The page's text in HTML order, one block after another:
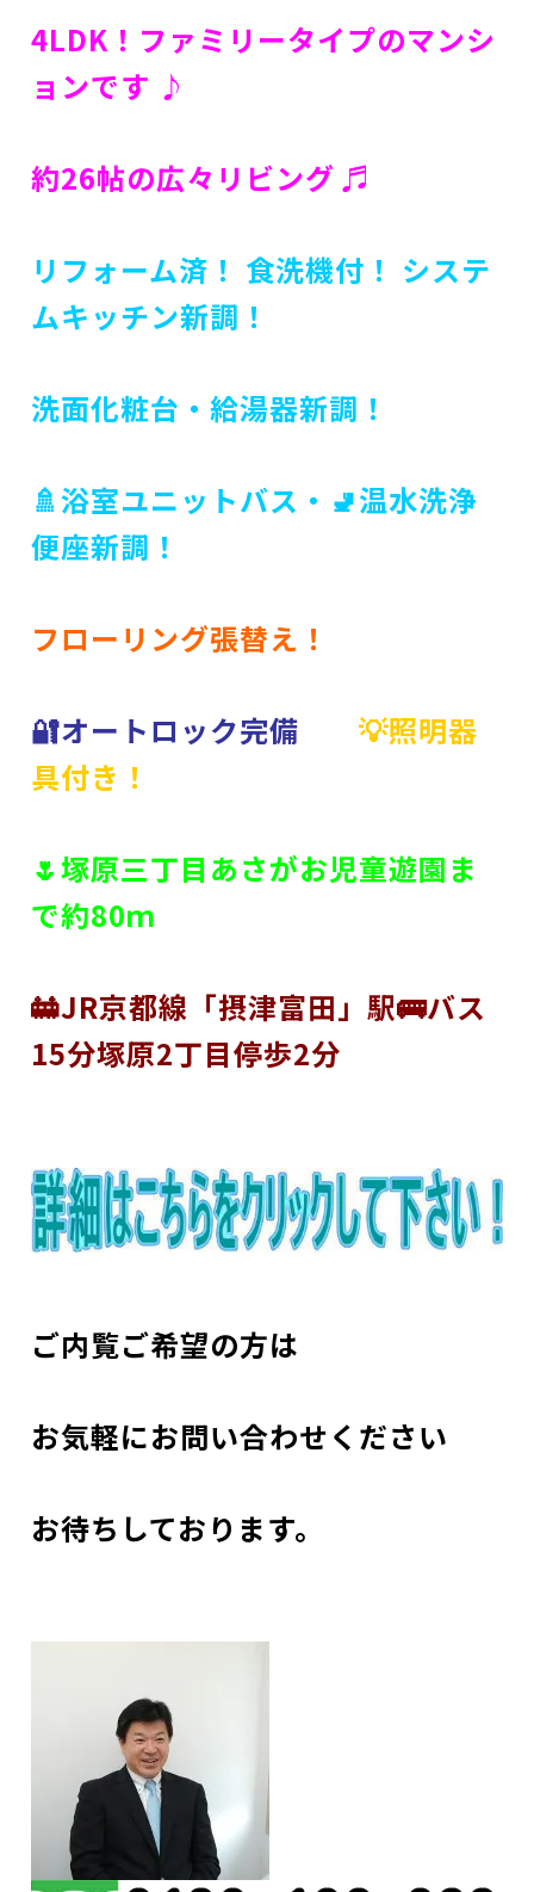
4LDK！ファミリータイプのマンシ
ョンです ♪
約26帖の広々リビング ♬
リフォーム済！ 食洗機付！ システ
ムキッチン新調！
洗面化粧台・ 給湯器新調！
🚿浴室ユニットバス・🚽温水洗浄
便座新調！
フローリング張替え！
🔐オートロック完備 💡照明器
具付き！
🌷塚原三丁目あさがお児童遊園ま
で約80ｍ
🚋JR京都線「摂津富田」駅🚌バス
15分塚原2丁目停歩2分
ご内覧ご希望の方は
お気軽にお問い合わせください
お待ちしております。